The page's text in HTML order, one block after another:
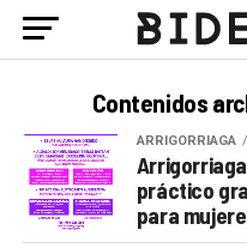
Contenidos
ARRIGORRIAGA
práctico
para